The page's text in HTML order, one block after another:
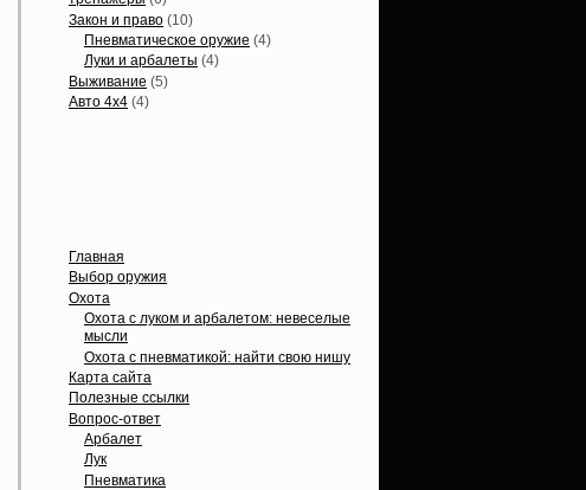
Закон и право (10)
Пневматическое оружие (4)
Луки и арбалеты (4)
Выживание (5)
Авто 4х4 (4)
Главная
Выбор оружия
Охота
Охота с луком и арбалетом: невеселые
мысли
Охота с пневматикой: найти свою нишу
Карта сайта
Полезные ссылки
Вопрос-ответ
Арбалет
Лук
Пневматика